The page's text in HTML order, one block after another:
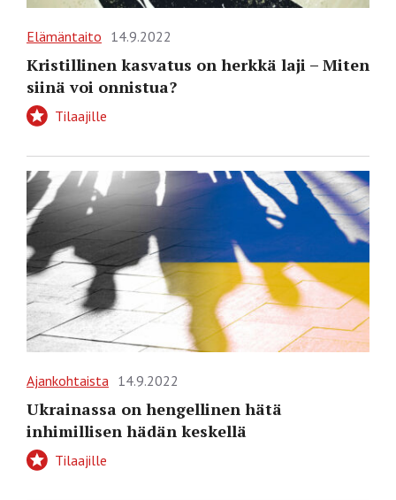
Elämäntaito 14.9.2022
Kristillinen kasvatus on herkkä laji – Miten
siinä voi onnistua?
Tilaajille
Ajankohtaista 14.9.2022
Ukrainassa on hengellinen hätä
inhimillisen hädän keskellä
Tilaajille